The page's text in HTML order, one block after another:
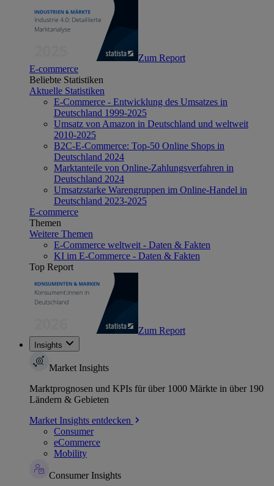
Zum Report
E-commerce
Beliebte Statistiken
Aktuelle Statistiken
E-Commerce - Entwicklung des Umsatzes in
Deutschland 1999-2025
Umsatz von Amazon in Deutschland und weltweit
2010-2025
B2C-E-Commerce: Top-50 Online Shops in
Deutschland 2024
Marktanteile von Online-Zahlungsverfahren in
Deutschland 2024
Umsatzstarke Warengruppen im Online-Handel in
Deutschland 2023-2025
E-commerce
Themen
Weitere Themen
E-Commerce weltweit - Daten & Fakten
KI im E-Commerce - Daten & Fakten
Top Report
Zum Report
Insights
Market Insights
Marktprognosen und KPIs für über 1000 Märkte in über 190
Ländern & Gebieten
Market Insights entdecken
Consumer
eCommerce
Mobility
Consumer Insights